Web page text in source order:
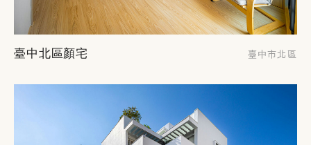
臺中北區顏宅 臺中市北區